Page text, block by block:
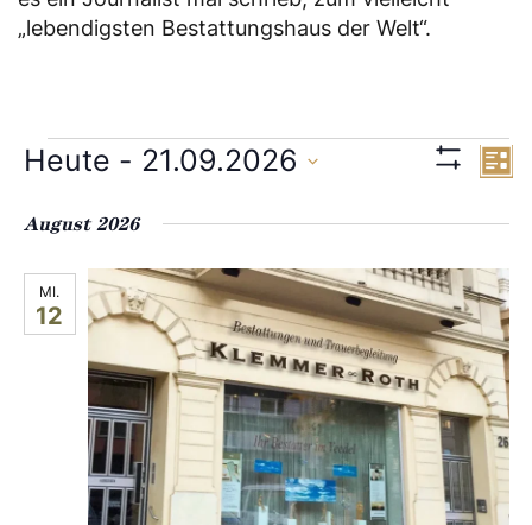
„lebendigsten Bestattungshaus der Welt“.
Veranstaltungen
A
n
s
i
c
h
O
F
I
L
T
E
R
V
a
n
s
t
a
l
L
s
e
Heute - 21.09.2026
a
m
August 2026
MI.
12